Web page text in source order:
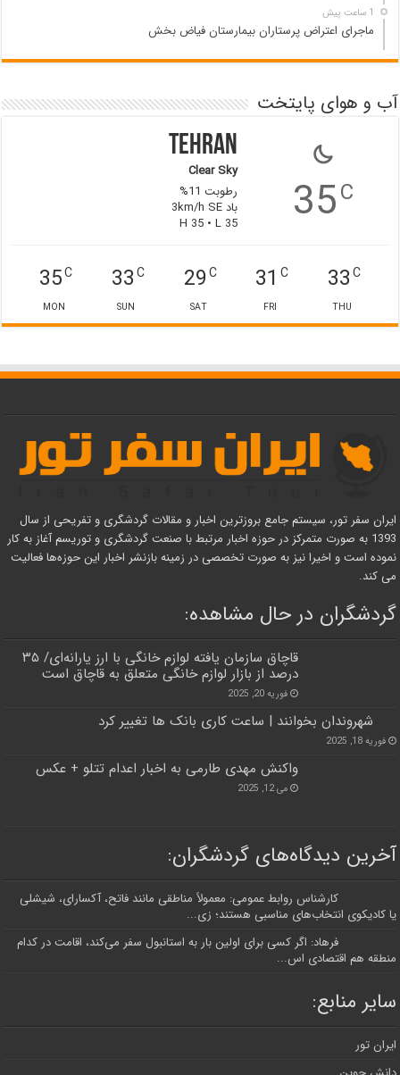
1 ساعت پیش
ماجرای اعتراض پرستاران بیمارستان فیاض بخش
آب و هوای پایتخت
35C
Tehran
Clear Sky
رطوبت 11%
باد 3km/h SE
H 35 • L 35
33C
THU
31 C
FRI
29C
SAT
33C
SUN
35C
MON
ایران سفر تور، سیستم جامع بروزترین اخبار و مقالات گردشگری و تفریحی از سال
1393 به صورت متمرکز در حوزه اخبار مرتبط با صنعت گردشگری و توریسم آغاز به کار
نموده است و اخیرا نیز به صورت تخصصی در زمینه بازنشر اخبار این حوزه‌ها فعالیت
می کند.
گردشگران در حال مشاهده:
قاچاق سازمان یافته لوازم خانگی با ارز یارانه‌ای/ ۳۵
درصد از بازار لوازم خانگی متعلق به قاچاق است
فوریه 20, 2025
شهروندان بخوانند | ساعت کاری بانک ها تغییر کرد
فوریه 18, 2025
واکنش مهدی طارمی به اخبار اعدام تتلو + عکس
می 12, 2025
آخرین دیدگاه‌های گردشگران:
کارشناس روابط عمومی: معمولاً مناطقی مانند فاتح، آکسارای، شیشلی
یا کادیکوی انتخاب‌های مناسبی هستند؛ زی...
فرهاد: اگر کسی برای اولین بار به استانبول سفر می‌کند، اقامت در کدام
منطقه هم اقتصادی اس...
سایر منابع:
ایران تور